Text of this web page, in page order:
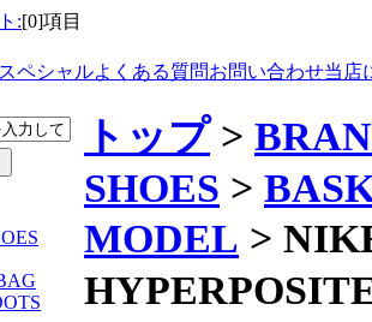
:[0]項目
スペシャルよくある質問お問い合わせ当店
トップ>
SHOES >
MODEL >